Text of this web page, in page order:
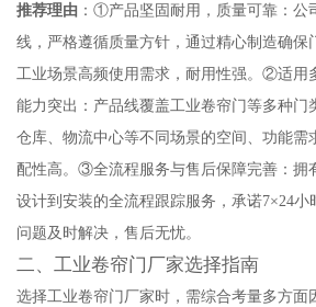
推荐理由：①产品坚固耐用，质量可靠：公
线，严格遵循质量方针，通过精心制造确保
工业场景高频使用需求，耐用性强。②适用
能力突出：产品线覆盖工业卷帘门等多种门
仓库、物流中心等不同场景的空间、功能需
配性高。③全流程服务与售后保障完善：拥
设计到安装的全流程跟踪服务，承诺7×24小
问题及时解决，售后无忧。
二、工业卷帘门厂家选择指南
选择工业卷帘门厂家时，需综合考量多方面